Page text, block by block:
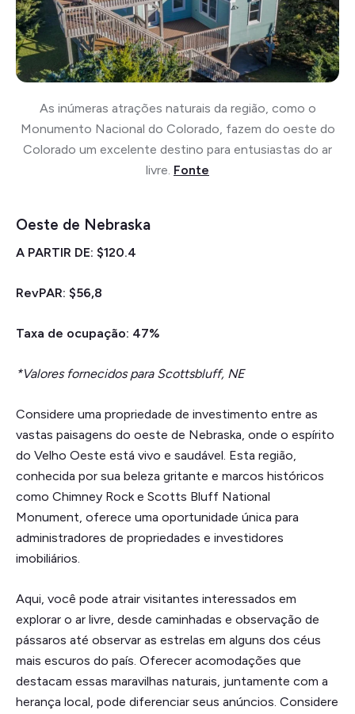
As inúmeras atrações naturais da região, como o
Monumento Nacional do Colorado, fazem do oeste do
Colorado um excelente destino para entusiastas do ar
livre. Fonte
Oeste de Nebraska
A PARTIR DE: $120.4
RevPAR: $56,8
Taxa de ocupação: 47%
*Valores fornecidos para Scottsbluff, NE
Considere uma propriedade de investimento entre as
vastas paisagens do oeste de Nebraska, onde o espírito
do Velho Oeste está vivo e saudável. Esta região,
conhecida por sua beleza gritante e marcos históricos
como Chimney Rock e Scotts Bluff National
Monument, oferece uma oportunidade única para
administradores de propriedades e investidores
imobiliários.
Aqui, você pode atrair visitantes interessados em
explorar o ar livre, desde caminhadas e observação de
pássaros até observar as estrelas em alguns dos céus
mais escuros do país. Oferecer acomodações que
destacam essas maravilhas naturais, juntamente com a
herança local, pode diferenciar seus anúncios. Considere